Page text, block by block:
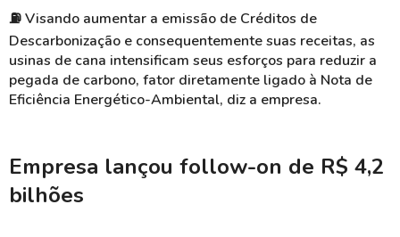
⛽ Visando aumentar a emissão de Créditos de
Descarbonização e consequentemente suas receitas, as
usinas de cana intensificam seus esforços para reduzir a
pegada de carbono, fator diretamente ligado à Nota de
Eficiência Energético-Ambiental, diz a empresa.
Empresa lançou follow-on de R$ 4,2
bilhões